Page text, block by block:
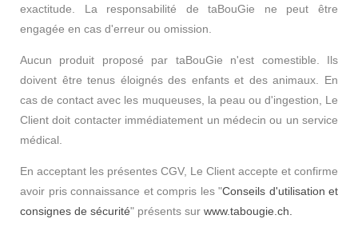
exactitude. La responsabilité de taBouGie ne peut être
engagée en cas d'erreur ou omission.
Aucun produit proposé par taBouGie n'est comestible. Ils
doivent être tenus éloignés des enfants et des animaux. En
cas de contact avec les muqueuses, la peau ou d'ingestion, Le
Client doit contacter immédiatement un médecin ou un service
médical.
En acceptant les présentes CGV, Le Client accepte et confirme
avoir pris connaissance et compris les "Conseils d'utilisation et
consignes de sécurité" présents sur www.tabougie.ch.